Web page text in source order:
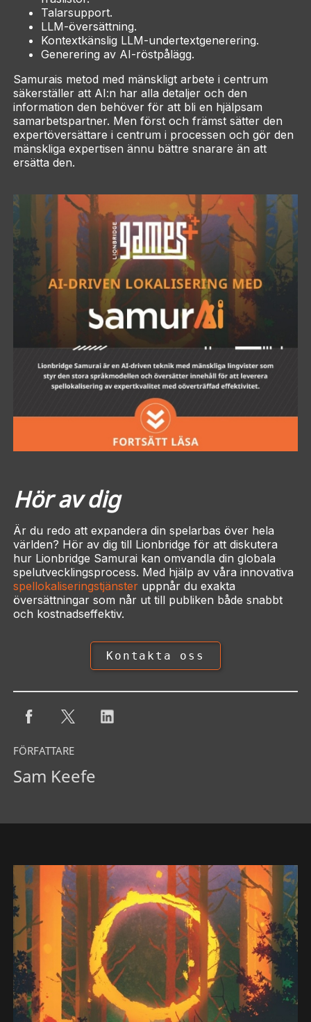
Talarsupport.
LLM-översättning.
Kontextkänslig LLM-undertextgenerering.
Generering av AI-röstpålägg.
Samurais metod med mänskligt arbete i centrum
säkerställer att AI:n har alla detaljer och den
information den behöver för att bli en hjälpsam
samarbetspartner. Men först och främst sätter den
expertöversättare i centrum i processen och gör den
mänskliga expertisen ännu bättre snarare än att
ersätta den.
Hör av dig
Är du redo att expandera din spelarbas över hela
världen? Hör av dig till Lionbridge för att diskutera
hur Lionbridge Samurai kan omvandla din globala
spelutvecklingsprocess. Med hjälp av våra innovativa
spellokaliseringstjänsteruppnår du exakta
översättningar som når ut till publiken både snabbt
och kostnadseffektiv.
Kontakta oss
FÖRFATTARE
Sam Keefe